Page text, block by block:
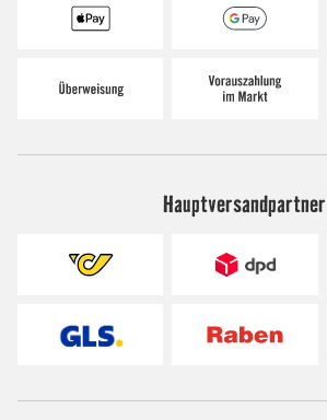
Hauptversandpartner